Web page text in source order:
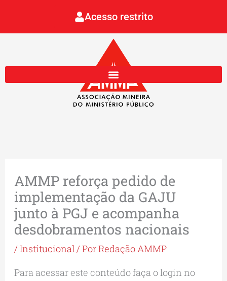
Acesso restrito
AMMP reforça pedido de
implementação da GAJU
junto à PGJ e acompanha
desdobramentos nacionais
/Institucional/ PorRedação AMMP
Para acessar este conteúdo faça o login no